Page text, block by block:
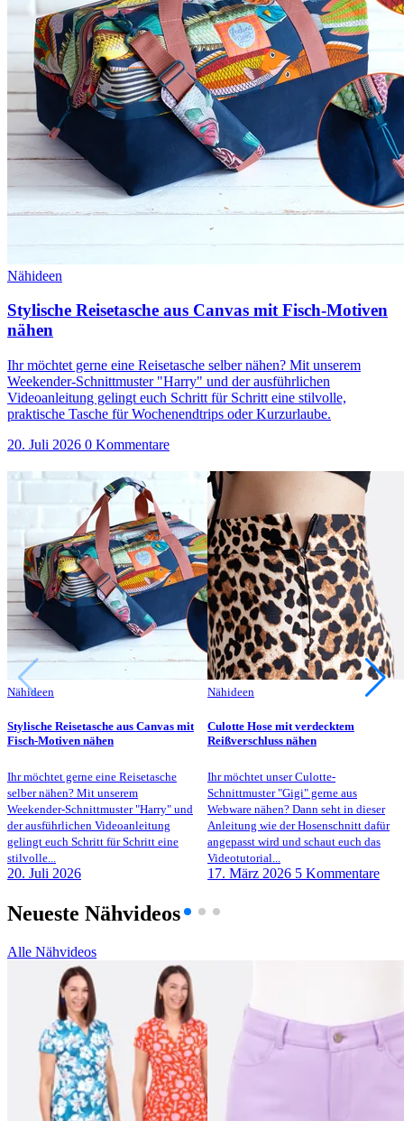
Nähideen
Stylische Reisetasche aus Canvas mit Fisch-Motiven
nähen
Ihr möchtet gerne eine Reisetasche selber nähen? Mit unserem
Weekender-Schnittmuster "Harry" und der ausführlichen
Videoanleitung gelingt euch Schritt für Schritt eine stilvolle,
praktische Tasche für Wochenendtrips oder Kurzurlaube.
20. Juli 2026 0 Kommentare
Nähideen
Stylische Reisetasche aus Canvas mit
Fisch-Motiven nähen
Ihr möchtet gerne eine Reisetasche
selber nähen? Mit unserem
Weekender-Schnittmuster "Harry" und
der ausführlichen Videoanleitung
gelingt euch Schritt für Schritt eine
stilvolle...
20. Juli 2026
Nähideen
Culotte Hose mit verdecktem
Reißverschluss nähen
Ihr möchtet unser Culotte-
Schnittmuster "Gigi" gerne aus
Webware nähen? Dann seht in dieser
Anleitung wie der Hosenschnitt dafür
angepasst wird und schaut euch das
Videotutorial...
17. März 2026 5 Kommentare
Neueste Nähvideos
Alle Nähvideos